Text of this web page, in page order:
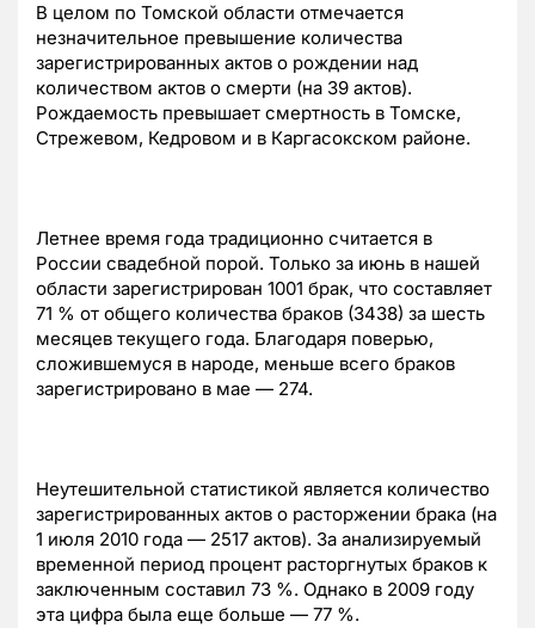
В целом по Томской области отмечается
незначительное превышение количества
зарегистрированных актов о рождении над
количеством актов о смерти (на 39 актов).
Рождаемость превышает смертность в Томске,
Стрежевом, Кедровом и в Каргасокском районе.
Летнее время года традиционно считается в
России свадебной порой. Только за июнь в нашей
области зарегистрирован 1001 брак, что составляет
71 % от общего количества браков (3438) за шесть
месяцев текущего года. Благодаря поверью,
сложившемуся в народе, меньше всего браков
зарегистрировано в мае — 274.
Неутешительной статистикой является количество
зарегистрированных актов о расторжении брака (на
1 июля 2010 года — 2517 актов). За анализируемый
временной период процент расторгнутых браков к
заключенным составил 73 %. Однако в 2009 году
эта цифра была еще больше — 77 %.